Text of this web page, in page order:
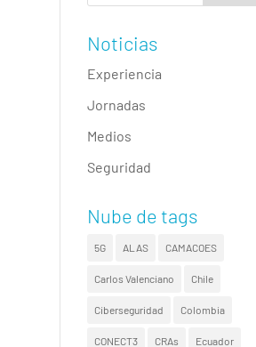
Noticias
Experiencia
Jornadas
Medios
Seguridad
Nube de tags
5G ALAS CAMACOES
Carlos Valenciano Chile
Ciberseguridad Colombia
CONECT3 CRAs Ecuador